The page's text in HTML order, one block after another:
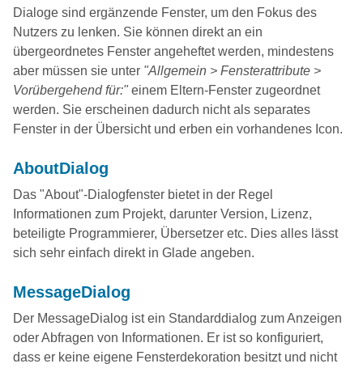
Dialoge sind ergänzende Fenster, um den Fokus des
Nutzers zu lenken. Sie können direkt an ein
übergeordnetes Fenster angeheftet werden, mindestens
aber müssen sie unter "Allgemein > Fensterattribute >
Vorübergehend für:"einem Eltern-Fenster zugeordnet
werden. Sie erscheinen dadurch nicht als separates
Fenster in der Übersicht und erben ein vorhandenes Icon.
AboutDialog
Das "About"-Dialogfenster bietet in der Regel
Informationen zum Projekt, darunter Version, Lizenz,
beteiligte Programmierer, Übersetzer etc. Dies alles lässt
sich sehr einfach direkt in Glade angeben.
MessageDialog
Der MessageDialog ist ein Standarddialog zum Anzeigen
oder Abfragen von Informationen. Er ist so konfiguriert,
dass er keine eigene Fensterdekoration besitzt und nicht